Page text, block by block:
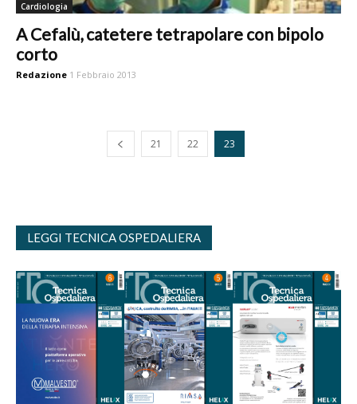
Cardiologia
A Cefalù, catetere tetrapolare con bipolo
corto
Redazione 1 Febbraio 2013
21 22 23
LEGGI TECNICA OSPEDALIERA